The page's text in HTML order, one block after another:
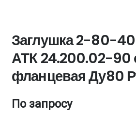
Заглушка 2-80-
АТК 24.200.02-90
фланцевая Ду80
По запросу